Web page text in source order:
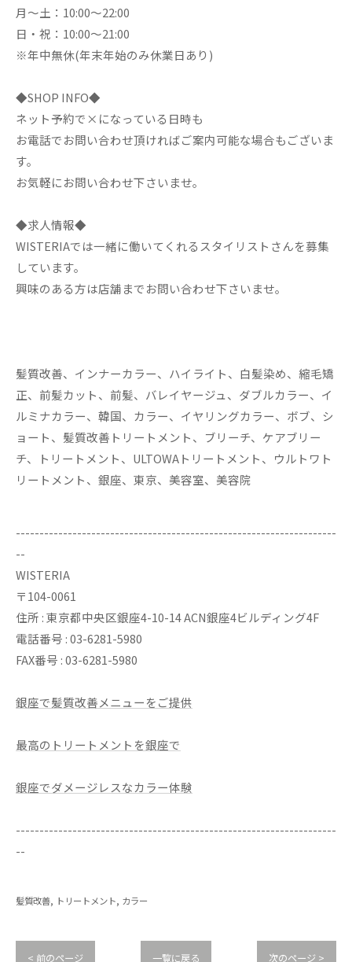
月～土：10:00～22:00
日・祝：10:00～21:00
※年中無休(年末年始のみ休業日あり)
◆SHOP INFO◆
ネット予約で×になっている日時も
お電話でお問い合わせ頂ければご案内可能な場合もございま
す。
お気軽にお問い合わせ下さいませ。
◆求人情報◆
WISTERIAでは一緒に働いてくれるスタイリストさんを募集
しています。
興味のある方は店舗までお問い合わせ下さいませ。
髪質改善、インナーカラー、ハイライト、白髪染め、縮毛矯
正、前髪カット、前髪、バレイヤージュ、ダブルカラー、イ
ルミナカラー、韓国、カラー、イヤリングカラー、ボブ、シ
ョート、髪質改善トリートメント、ブリーチ、ケアブリー
チ、トリートメント、ULTOWAトリートメント、ウルトワト
リートメント、銀座、東京、美容室、美容院
--------------------------------------------------------------------
--
WISTERIA
〒104-0061
住所 : 東京都中央区銀座4-10-14 ACN銀座4ビルディング4F
電話番号 : 03-6281-5980
FAX番号 : 03-6281-5980
銀座で髪質改善メニューをご提供
最高のトリートメントを銀座で
銀座でダメージレスなカラー体験
--------------------------------------------------------------------
--
髪質改善 トリートメント カラー
< 前のページ 一覧に戻る 次のページ >